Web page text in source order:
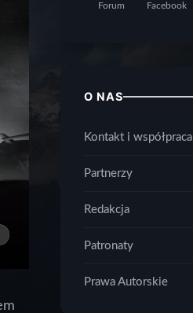
Forum Facebook
O NAS
Kontakt i współpraca
Partnerzy
Redakcja
Patronaty
Prawa Autorskie